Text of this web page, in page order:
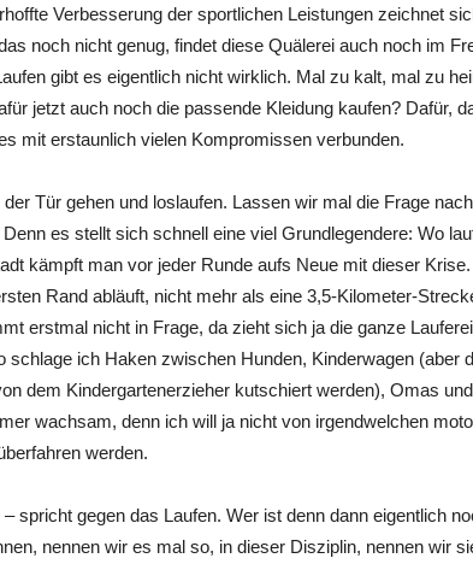
Verbesserung der sportlichen Leistungen zeichnet
noch nicht genug, findet diese Quälerei auch noch im
gibt es eigentlich nicht wirklich. Mal zu kalt, mal zu
jetzt auch noch die passende Kleidung kaufen? Dafür,
mit erstaunlich vielen Kompromissen verbunden.
Tür gehen und loslaufen. Lassen wir mal die Frage
es stellt sich schnell eine viel Grundlegendere: Wo
kämpft man vor jeder Runde aufs Neue mit dieser
Rand abläuft, nicht mehr als eine 3,5-Kilometer-
erstmal nicht in Frage, da zieht sich ja die ganze
schlage ich Haken zwischen Hunden, Kinderwagen (aber
dem Kindergartenerzieher kutschiert werden), Omas
wachsam, denn ich will ja nicht von irgendwelchen
werden.
spricht gegen das Laufen. Wer ist denn dann eigentlich
nennen wir es mal so, in dieser Disziplin, nennen wir